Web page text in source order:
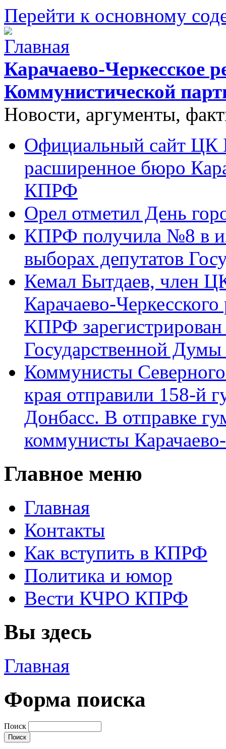
Перейти к основному
Карачаево-Черкесское
Коммунистической
Новости, аргументы,
Официальный сайт ЦК
расширенное бюро
КПРФ
Орел отметил День
КПРФ получила №8 в
выборах депутатов
Кемал Бытдаев, член
Карачаево-
КПРФ
Государственной
Коммунисты Северного
края отправили 158-й
Донбасс. В отправке
коммунисты
Главное меню
Главная
Контакты
Как вступить в КПРФ
Политика и юмор
Вести КЧРО КПРФ
Вы здесь
Главная
Форма поиска
Поиск